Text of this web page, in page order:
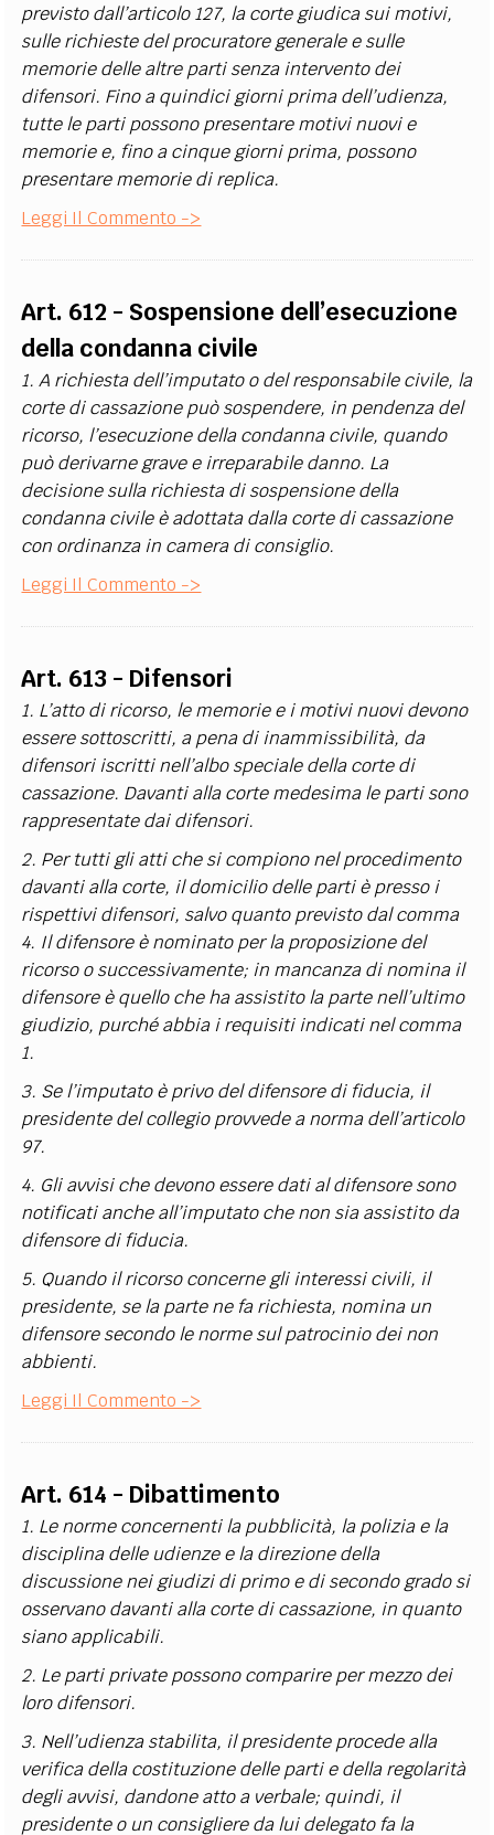
previsto dall’articolo 127, la corte giudica sui motivi,
sulle richieste del procuratore generale e sulle
memorie delle altre parti senza intervento dei
difensori. Fino a quindici giorni prima dell’udienza,
tutte le parti possono presentare motivi nuovi e
memorie e, fino a cinque giorni prima, possono
presentare memorie di replica.
Leggi Il Commento ->
Art. 612 - Sospensione dell’esecuzione
della condanna civile
1. A richiesta dell’imputato o del responsabile civile, la
corte di cassazione può sospendere, in pendenza del
ricorso, l’esecuzione della condanna civile, quando
può derivarne grave e irreparabile danno. La
decisione sulla richiesta di sospensione della
condanna civile è adottata dalla corte di cassazione
con ordinanza in camera di consiglio.
Leggi Il Commento ->
Art. 613 - Difensori
1. L’atto di ricorso, le memorie e i motivi nuovi devono
essere sottoscritti, a pena di inammissibilità, da
difensori iscritti nell’albo speciale della corte di
cassazione. Davanti alla corte medesima le parti sono
rappresentate dai difensori.
2. Per tutti gli atti che si compiono nel procedimento
davanti alla corte, il domicilio delle parti è presso i
rispettivi difensori, salvo quanto previsto dal comma
4. Il difensore è nominato per la proposizione del
ricorso o successivamente; in mancanza di nomina il
difensore è quello che ha assistito la parte nell’ultimo
giudizio, purché abbia i requisiti indicati nel comma
1.
3. Se l’imputato è privo del difensore di fiducia, il
presidente del collegio provvede a norma dell’articolo
97.
4. Gli avvisi che devono essere dati al difensore sono
notificati anche all’imputato che non sia assistito da
difensore di fiducia.
5. Quando il ricorso concerne gli interessi civili, il
presidente, se la parte ne fa richiesta, nomina un
difensore secondo le norme sul patrocinio dei non
abbienti.
Leggi Il Commento ->
Art. 614 - Dibattimento
1. Le norme concernenti la pubblicità, la polizia e la
disciplina delle udienze e la direzione della
discussione nei giudizi di primo e di secondo grado si
osservano davanti alla corte di cassazione, in quanto
siano applicabili.
2. Le parti private possono comparire per mezzo dei
loro difensori.
3. Nell’udienza stabilita, il presidente procede alla
verifica della costituzione delle parti e della regolarità
degli avvisi, dandone atto a verbale; quindi, il
presidente o un consigliere da lui delegato fa la